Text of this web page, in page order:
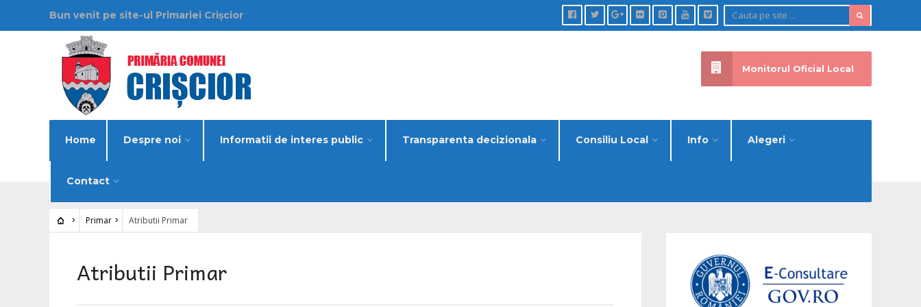
Bun venit pe site-ul Primariei Crișcior
Home Despre noi Informatii de interes public Transparenta decizionala Consiliu Local Info Alegeri
Contact
Monitorul Oficial Local
Primar Atributii Primar
Atributii Primar